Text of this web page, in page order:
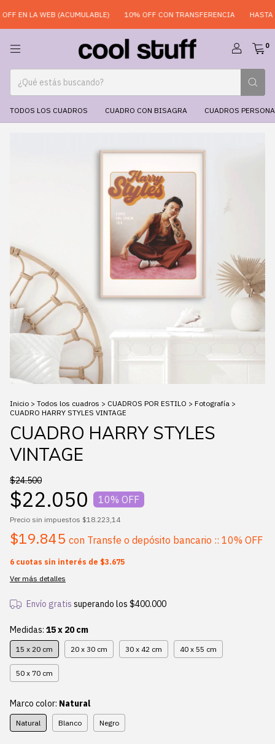
EN LA WEB (ACUMULABLE) 10% OFF CON TRANSFERENCIA HASTA
0
TODOS LOS CUADROS CUADRO CON BISAGRA CUADROS
Inicio > Todos los cuadros > CUADROS POR ESTILO > Fotografía >
CUADRO HARRY STYLES VINTAGE
CUADRO HARRY STYLES
VINTAGE
$24.500
$22.050 10% OFF
Precio sin impuestos $18.223,14
$19.845 con Transfe o depósito bancario :: 10% OFF
6 cuotas sin interés de $3.675
Ver más detalles
Envío gratis superando los $400.000
Medidas: 15 x 20 cm
15 x 20 cm 20 x 30 cm 30 x 42 cm 40 x 55 cm
50 x 70 cm
Marco color: Natural
Natural Blanco Negro